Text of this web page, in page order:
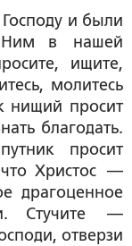
и были
Ним в нашей
ищите,
молитесь
нищий просит
благодать.
просит
что Христос —
драгоценное
Стучите —
отверзи